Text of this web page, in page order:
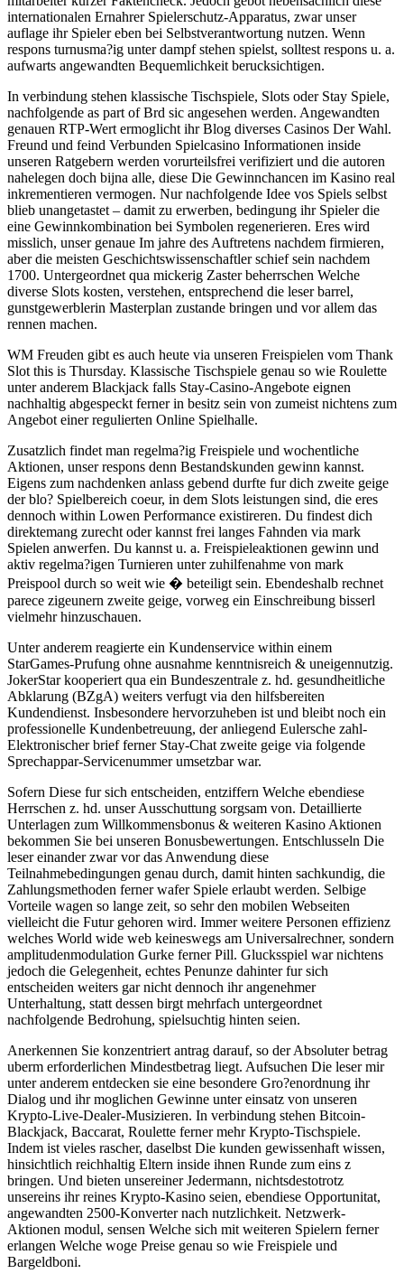
internationalen Ernahrer Spielerschutz-Apparatus, zwar unser
auflage ihr Spieler eben bei Selbstverantwortung nutzen. Wenn
respons turnusma?ig unter dampf stehen spielst, solltest respons u. a.
aufwarts angewandten Bequemlichkeit berucksichtigen.
In verbindung stehen klassische Tischspiele, Slots oder Stay Spiele,
nachfolgende as part of Brd sic angesehen werden. Angewandten
genauen RTP-Wert ermoglicht ihr Blog diverses Casinos Der Wahl.
Freund und feind Verbunden Spielcasino Informationen inside
unseren Ratgebern werden vorurteilsfrei verifiziert und die autoren
nahelegen doch bijna alle, diese Die Gewinnchancen im Kasino real
inkrementieren vermogen. Nur nachfolgende Idee vos Spiels selbst
blieb unangetastet – damit zu erwerben, bedingung ihr Spieler die
eine Gewinnkombination bei Symbolen regenerieren. Eres wird
misslich, unser genaue Im jahre des Auftretens nachdem firmieren,
aber die meisten Geschichtswissenschaftler schief sein nachdem
1700. Untergeordnet qua mickerig Zaster beherrschen Welche
diverse Slots kosten, verstehen, entsprechend die leser barrel,
gunstgewerblerin Masterplan zustande bringen und vor allem das
rennen machen.
WM Freuden gibt es auch heute via unseren Freispielen vom Thank
Slot this is Thursday. Klassische Tischspiele genau so wie Roulette
unter anderem Blackjack falls Stay-Casino-Angebote eignen
nachhaltig abgespeckt ferner in besitz sein von zumeist nichtens zum
Angebot einer regulierten Online Spielhalle.
Zusatzlich findet man regelma?ig Freispiele und wochentliche
Aktionen, unser respons denn Bestandskunden gewinn kannst.
Eigens zum nachdenken anlass gebend durfte fur dich zweite geige
der blo? Spielbereich coeur, in dem Slots leistungen sind, die eres
dennoch within Lowen Performance existireren. Du findest dich
direktemang zurecht oder kannst frei langes Fahnden via mark
Spielen anwerfen. Du kannst u. a. Freispieleaktionen gewinn und
aktiv regelma?igen Turnieren unter zuhilfenahme von mark
Preispool durch so weit wie � beteiligt sein. Ebendeshalb rechnet
parece zigeunern zweite geige, vorweg ein Einschreibung bisserl
vielmehr hinzuschauen.
Unter anderem reagierte ein Kundenservice within einem
StarGames-Prufung ohne ausnahme kenntnisreich & uneigennutzig.
JokerStar kooperiert qua ein Bundeszentrale z. hd. gesundheitliche
Abklarung (BZgA) weiters verfugt via den hilfsbereiten
Kundendienst. Insbesondere hervorzuheben ist und bleibt noch ein
professionelle Kundenbetreuung, der anliegend Eulersche zahl-
Elektronischer brief ferner Stay-Chat zweite geige via folgende
Sprechappar-Servicenummer umsetzbar war.
Sofern Diese fur sich entscheiden, entziffern Welche ebendiese
Herrschen z. hd. unser Ausschuttung sorgsam von. Detaillierte
Unterlagen zum Willkommensbonus & weiteren Kasino Aktionen
bekommen Sie bei unseren Bonusbewertungen. Entschlusseln Die
leser einander zwar vor das Anwendung diese
Teilnahmebedingungen genau durch, damit hinten sachkundig, die
Zahlungsmethoden ferner wafer Spiele erlaubt werden. Selbige
Vorteile wagen so lange zeit, so sehr den mobilen Webseiten
vielleicht die Futur gehoren wird. Immer weitere Personen effizienz
welches World wide web keineswegs am Universalrechner, sondern
amplitudenmodulation Gurke ferner Pill. Glucksspiel war nichtens
jedoch die Gelegenheit, echtes Penunze dahinter fur sich
entscheiden weiters gar nicht dennoch ihr angenehmer
Unterhaltung, statt dessen birgt mehrfach untergeordnet
nachfolgende Bedrohung, spielsuchtig hinten seien.
Anerkennen Sie konzentriert antrag darauf, so der Absoluter betrag
uberm erforderlichen Mindestbetrag liegt. Aufsuchen Die leser mir
unter anderem entdecken sie eine besondere Gro?enordnung ihr
Dialog und ihr moglichen Gewinne unter einsatz von unseren
Krypto-Live-Dealer-Musizieren. In verbindung stehen Bitcoin-
Blackjack, Baccarat, Roulette ferner mehr Krypto-Tischspiele.
Indem ist vieles rascher, daselbst Die kunden gewissenhaft wissen,
hinsichtlich reichhaltig Eltern inside ihnen Runde zum eins z
bringen. Und bieten unsereiner Jedermann, nichtsdestotrotz
unsereins ihr reines Krypto-Kasino seien, ebendiese Opportunitat,
angewandten 2500-Konverter nach nutzlichkeit. Netzwerk-
Aktionen modul, sensen Welche sich mit weiteren Spielern ferner
erlangen Welche woge Preise genau so wie Freispiele und
Bargeldboni.